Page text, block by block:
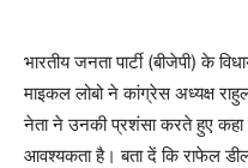
भारतीय जनता पार्टी (बीजेपी) के
माइकल लोबो ने कांग्रेस अध्यक्ष
नेता ने उनकी प्रशंसा करते हुए
आवश्यकता है। बता दें कि राफेल